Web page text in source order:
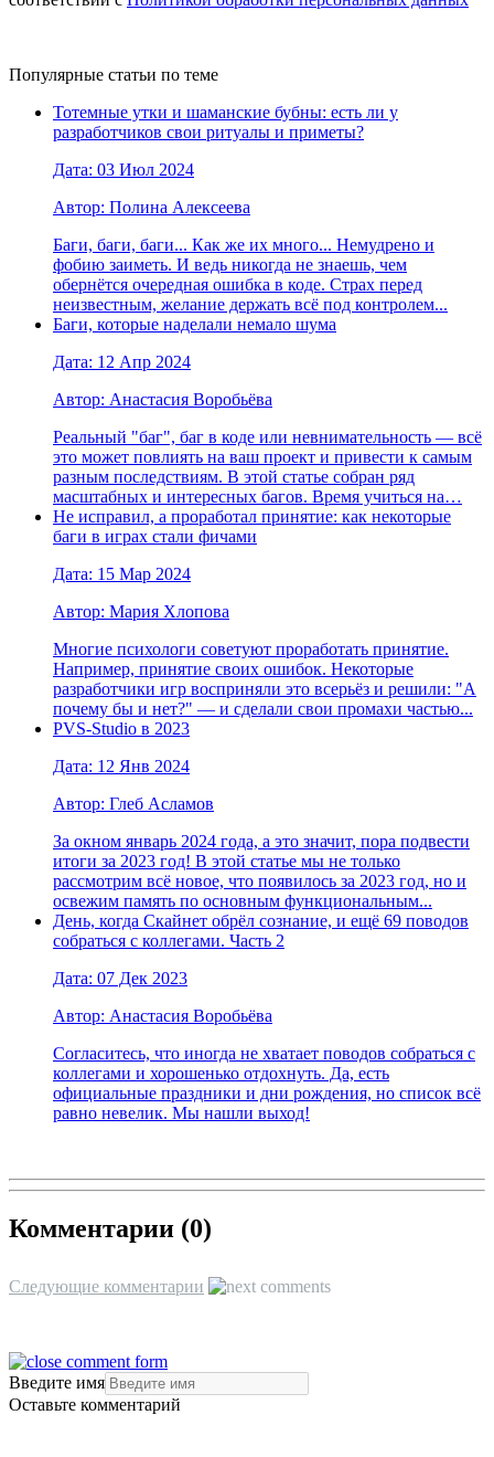
Популярные статьи по теме
Тотемные утки и шаманские бубны: есть ли у
разработчиков свои ритуалы и приметы?
Дата: 03 Июл 2024
Автор: Полина Алексеева
Баги, баги, баги... Как же их много... Немудрено и
фобию заиметь. И ведь никогда не знаешь, чем
обернётся очередная ошибка в коде. Страх перед
неизвестным, желание держать всё под контролем...
Баги, которые наделали немало шума
Дата: 12 Апр 2024
Автор: Анастасия Воробьёва
Реальный "баг", баг в коде или невнимательность — всё
это может повлиять на ваш проект и привести к самым
разным последствиям. В этой статье собран ряд
масштабных и интересных багов. Время учиться на…
Не исправил, а проработал принятие: как некоторые
баги в играх стали фичами
Дата: 15 Мар 2024
Автор: Мария Хлопова
Многие психологи советуют проработать принятие.
Например, принятие своих ошибок. Некоторые
разработчики игр восприняли это всерьёз и решили: "А
почему бы и нет?" — и сделали свои промахи частью...
PVS-Studio в 2023
Дата: 12 Янв 2024
Автор: Глеб Асламов
За окном январь 2024 года, а это значит, пора подвести
итоги за 2023 год! В этой статье мы не только
рассмотрим всё новое, что появилось за 2023 год, но и
освежим память по основным функциональным...
День, когда Скайнет обрёл сознание, и ещё 69 поводов
собраться с коллегами. Часть 2
Дата: 07 Дек 2023
Автор: Анастасия Воробьёва
Согласитесь, что иногда не хватает поводов собраться с
коллегами и хорошенько отдохнуть. Да, есть
официальные праздники и дни рождения, но список всё
равно невелик. Мы нашли выход!
Комментарии (0)
Следующие комментарии
Введите имя
Оставьте комментарий